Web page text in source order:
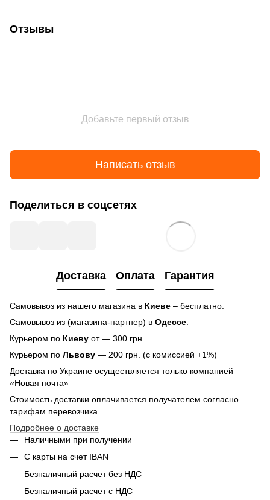
Отзывы
Добавьте первый отзыв
Написать отзыв
Поделиться в соцсетях
Доставка Оплата Гарантия
Самовывоз из нашего магазина в Киеве – бесплатно.
Самовывоз из (магазина-партнер) в Одессе
Курьером по Киеву от — 300 грн.
Курьером по Львову — 200 грн. (с комиссией +1%)
Доставка по Украине осуществляется только компанией
«Новая почта»
Стоимость доставки оплачивается получателем согласно
тарифам перевозчика
Подробнее о доставке
Наличными при получении
С карты на счет IBAN
Безналичный расчет без НДС
Безналичный расчет с НДС